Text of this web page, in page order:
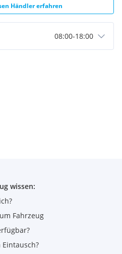
Händler erfahren
08:00-18:00
wissen:
Fahrzeug